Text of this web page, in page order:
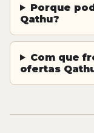
Porque
Qathu?
Com que
ofertas